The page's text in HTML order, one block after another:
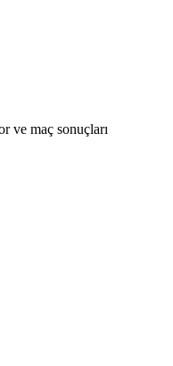
ve maç sonuçları